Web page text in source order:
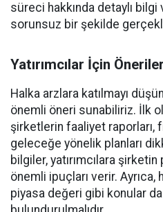
süreci hakkında detaylı bilgi
sorunsuz bir şekilde
Yatırımcılar İçin Öneriler
Halka arzlara katılmayı
önemli öneri sunabiliriz. İlk
şirketlerin faaliyet raporları,
geleceğe yönelik planları
bilgiler, yatırımcılara
önemli ipuçları verir. Ayrıca,
piyasa değeri gibi konular